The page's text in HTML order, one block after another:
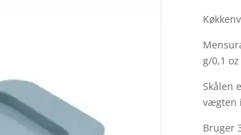
g/0,1
Skålen
vægten
Bruger